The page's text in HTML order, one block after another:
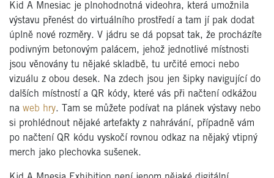
Kid A Mnesiac je plnohodnotná videohra, která umožnila
výstavu přenést do virtuálního prostředí a tam jí pak dodat
úplně nové rozměry. V jádru se dá popsat tak, že procházíte
podivným betonovým palácem, jehož jednotlivé místnosti
jsou věnovány tu nějaké skladbě, tu určité emoci nebo
vizuálu z obou desek. Na zdech jsou jen šipky navigující do
dalších místností a QR kódy, které vás při načtení odkážou
na web hry. Tam se můžete podívat na plánek výstavy nebo
si prohlédnout nějaké artefakty z nahrávání, případně vám
po načtení QR kódu vyskočí rovnou odkaz na nějaký vtipný
merch jako plechovka sušenek.